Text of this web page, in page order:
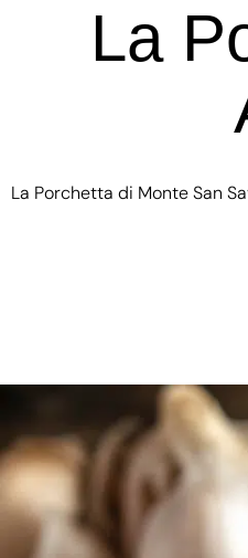
La
La Porchetta di Monte San